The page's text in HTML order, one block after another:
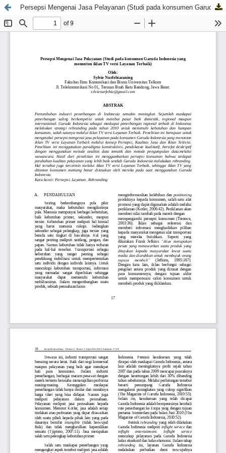
Persepsi Mengenai Jasa Pelayanan (Studi pada konsumen Garuda Indonesia yang menonton iklan TV versi Layanan Terbaik)